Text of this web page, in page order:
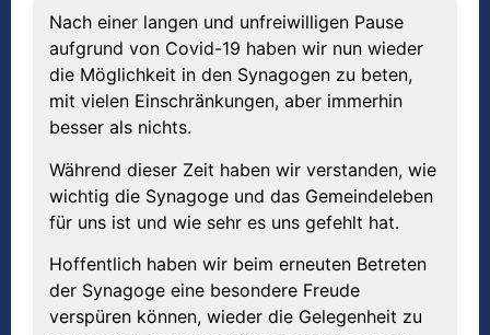
Nach einer langen und unfreiwilligen Pause
aufgrund von Covid-19 haben wir nun wieder
die Möglichkeit in den Synagogen zu beten,
mit vielen Einschränkungen, aber immerhin
besser als nichts.
Während dieser Zeit haben wir verstanden, wie
wichtig die Synagoge und das Gemeindeleben
für uns ist und wie sehr es uns gefehlt hat.
Hoffentlich haben wir beim erneuten Betreten
der Synagoge eine besondere Freude
verspüren können, wieder die Gelegenheit zu